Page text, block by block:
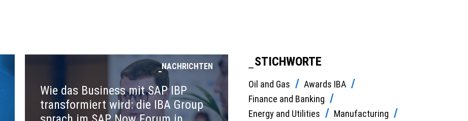
NACHRICHTEN
Wie das Business mit SAP IBP
transformiert wird: die IBA Group
STICHWORTE
Oil and Gas
Awards IBA
Finance and Banking
Energy and Utilities
Manufacturing